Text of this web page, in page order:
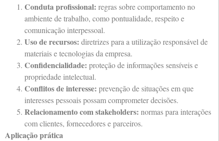
Conduta profissional: regras sobre comportamento no
ambiente de trabalho, como pontualidade, respeito e
comunicação interpessoal.
Uso de recursos: diretrizes para a utilização responsável de
materiais e tecnologias da empresa.
Confidencialidade: proteção de informações sensíveis e
propriedade intelectual.
Conflitos de interesse: prevenção de situações em que
interesses pessoais possam comprometer decisões.
Relacionamento com stakeholders: normas para interações
com clientes, fornecedores e parceiros.
Aplicação prática